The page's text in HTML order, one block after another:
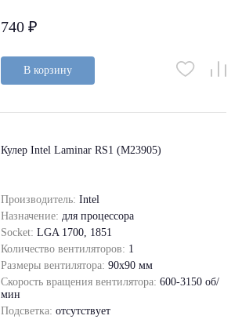
740 ₽
В корзину
Кулер Intel Laminar RS1 (M23905)
Производитель: Intel
Назначение: для процессора
Socket: LGA 1700, 1851
Количество вентиляторов: 1
Размеры вентилятора: 90x90 мм
Скорость вращения вентилятора: 600-3150 об/
мин
Подсветка: отсутствует